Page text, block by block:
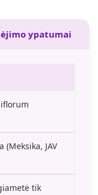
ypatumai
(Meksika, JAV
tik